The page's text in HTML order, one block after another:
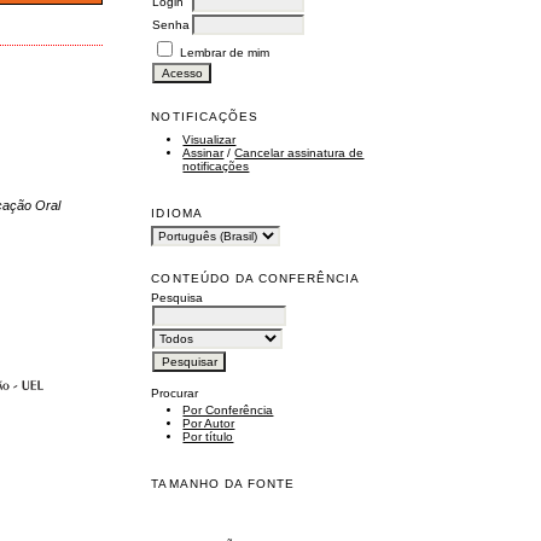
Senha
Lembrar de mim
NOTIFICAÇÕES
Visualizar
Assinar/Cancelar assinatura de
notificações
IDIOMA
CONTEÚDO DA CONFERÊNCIA
Pesquisa
Procurar
Por Conferência
Por Autor
Por título
TAMANHO DA FONTE
Oral